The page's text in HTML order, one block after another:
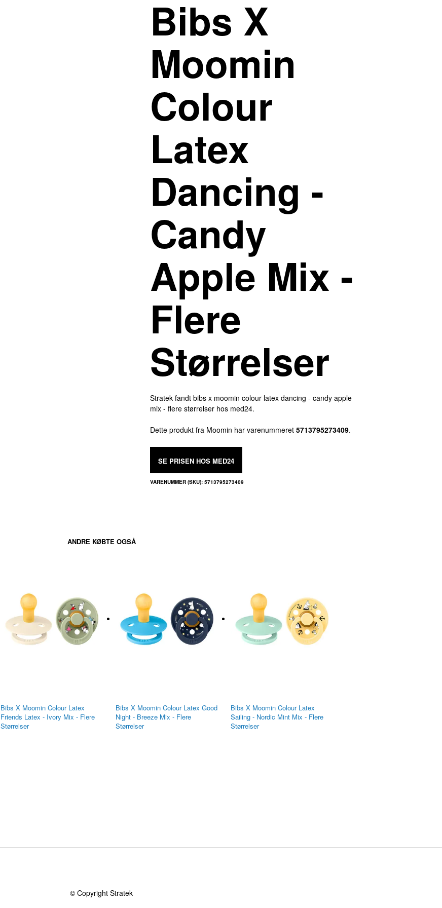
Bibs X
Moomin
Colour
Latex
Dancing -
Candy
Apple Mix -
Flere
Størrelser
Stratek fandt bibs x moomin colour latex dancing - candy apple
mix - flere størrelser hos med24.
Dette produkt fra Moomin har varenummeret5713795273409.
SE PRISEN HOS MED24
VARENUMMER (SKU):5713795273409
ANDRE KØBTE OGSÅ
Bibs X Moomin Colour Latex
Friends Latex - Ivory Mix - Flere
Størrelser
Bibs X Moomin Colour Latex Good
Night - Breeze Mix - Flere
Størrelser
Bibs X Moomin Colour Latex
Sailing - Nordic Mint Mix - Flere
Størrelser
© Copyright Stratek